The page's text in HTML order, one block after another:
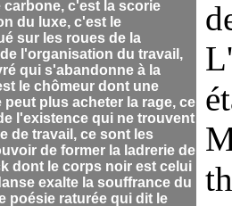
carbone, c'est la scorie
du luxe, c'est le
sur les roues de la
l'organisation du travail,
qui s'abandonne à la
le chômeur dont une
plus acheter la rage, ce
l'existence qui ne trouvent
de travail, ce sont les
de former la ladrerie de
dont le corps noir est celui
exalte la souffrance du
poésie raturée qui dit le